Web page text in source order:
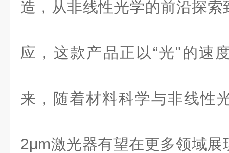
造，从非线性光学的前沿探
应，这款产品正以“光"的速
来，随着材料科学与非线性
2μm激光器有望在更多领域展